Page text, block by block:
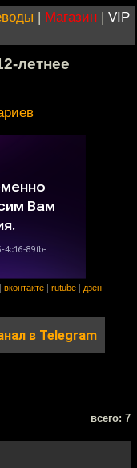
| Магазин | VIP
летнее
вконтакте rutube дзен
в Telegram
всего: 7